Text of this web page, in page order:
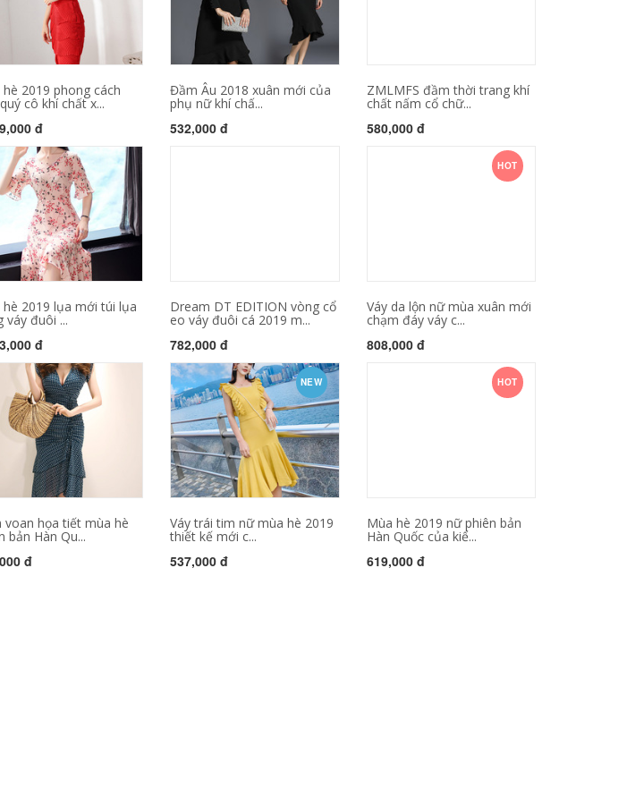
hè 2019 phong cách
cô khí chất x...
đ
Đầm Âu 2018 xuân mới của
phụ nữ khí chấ...
532,000 đ
ZMLMFS đầm thời trang khí
chất nấm cổ chữ...
580,000 đ
hè 2019 lụa mới túi lụa
váy đuôi ...
đ
Dream DT EDITION vòng cổ
eo váy đuôi cá 2019 m...
782,000 đ
HOT
Váy da lộn nữ mùa xuân mới
chạm đáy váy c...
808,000 đ
voan họa tiết mùa hè
bản Hàn Qu...
đ
NEW
Váy trái tim nữ mùa hè 2019
thiết kế mới c...
537,000 đ
HOT
Mùa hè 2019 nữ phiên bản
Hàn Quốc của kiể...
619,000 đ